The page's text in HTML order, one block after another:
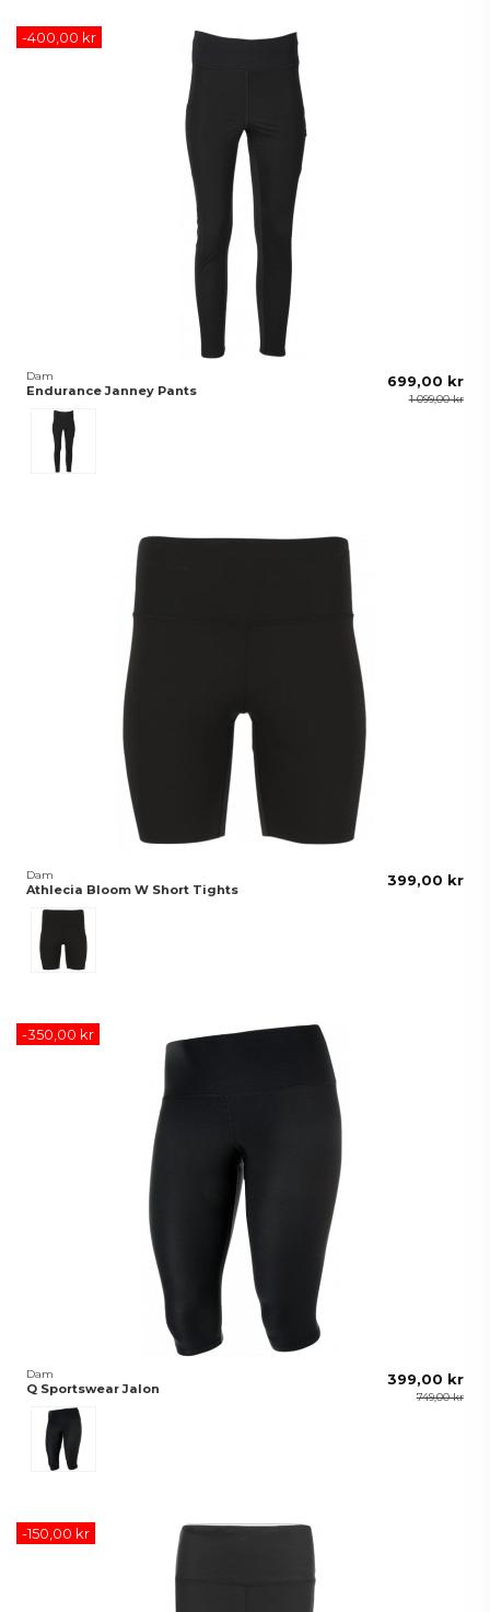
-400,00 kr
Dam
Endurance Janney Pants
Svart
699,00 kr
1 099,00 kr
Dam
Athlecia Bloom W Short Tights
Svart
399,00 kr
-350,00 kr
Dam
Q Sportswear Jalon
Svart
399,00 kr
749,00 kr
-150,00 kr